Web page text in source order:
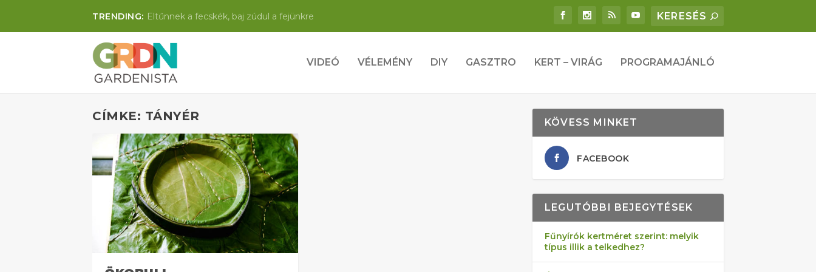
TRENDING: Eltűnnek a fecskék, baj zúdul a fejünkre
VIDEÓ VÉLEMÉNY DIY GASZTRO KERT – VIRÁG PROGRAMAJÁNLÓ
CÍMKE: TÁNYÉR KÖVESS MINKET
FACEBOOK
LEGUTÓBBI BEJEGYTÉSEK
Fűnyírók kertméret szerint: melyik
típus illik a telkedhez?